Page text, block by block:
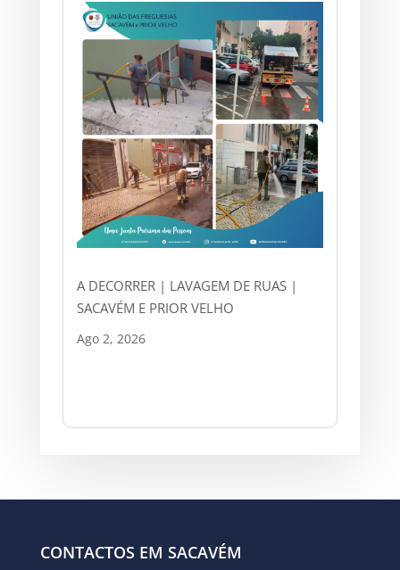
A DECORRER | LAVAGEM DE RUAS |
SACAVÉM E PRIOR VELHO
Ago 2, 2026
CONTACTOS EM SACAVÉM